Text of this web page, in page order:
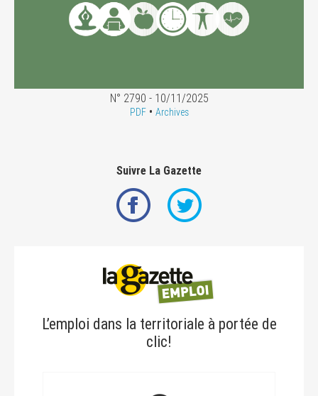
N° 2790 - 10/11/2025
PDF• Archives
Suivre La Gazette
L’emploi dans la territoriale à portée de
clic!